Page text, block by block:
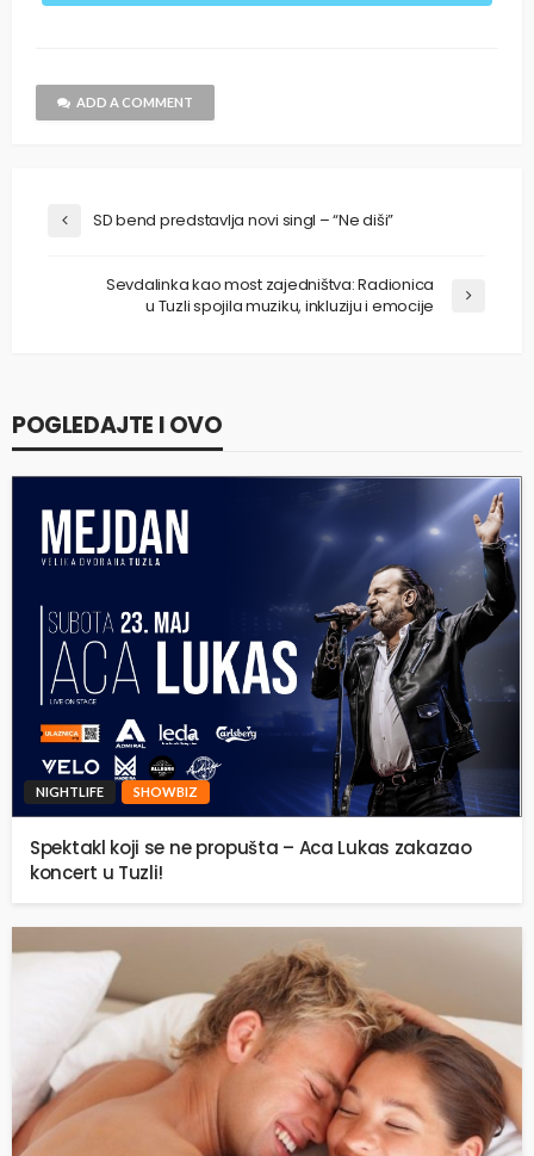
ADD A COMMENT
SD bend predstavlja novi singl – “Ne diši”
Sevdalinka kao most zajedništva: Radionica
u Tuzli spojila muziku, inkluziju i emocije
POGLEDAJTE I OVO
NIGHTLIFE SHOWBIZ
Spektakl koji se ne propušta – Aca Lukas zakazao
koncert u Tuzli!